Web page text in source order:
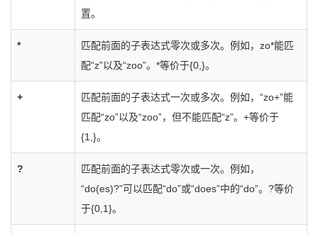
置。
*
匹配前面的子表达式零次或多次。例如，zo*能匹
配“z”以及“zoo”。*等价于{0,}。
+
匹配前面的子表达式一次或多次。例如，“zo+”能
匹配“zo”以及“zoo”，但不能匹配“z”。+等价于
{1,}。
?
匹配前面的子表达式零次或一次。例如，
“do(es)?”可以匹配“do”或“does”中的“do”。?等价
于{0,1}。